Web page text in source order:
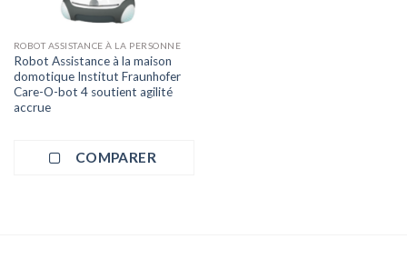
ROBOT ASSISTANCE À LA PERSONNE
Robot Assistance à la maison
domotique Institut Fraunhofer
Care-O-bot 4 soutient agilité
accrue
COMPARER